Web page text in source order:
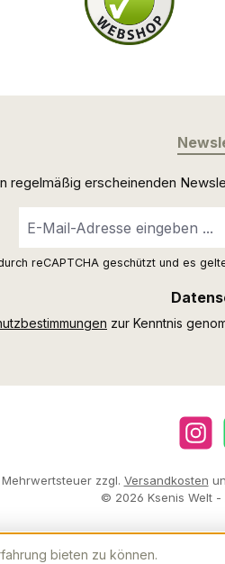
regelmäßig erscheinenden
Mail-
reCAPTCHA geschützt und es
zur Kenntnis
zzgl. Versandkosten
© 2026 Ksenis Welt -
bieten zu können.